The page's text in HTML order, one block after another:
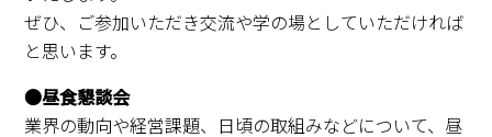
ぜひ、ご参加いただき交流や学の場としていただければ
と思います。
●昼食懇談会
業界の動向や経営課題、日頃の取組みなどについて、昼